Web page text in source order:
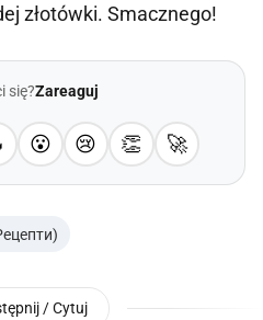
złotówki. Smacznego!
się?Zareaguj
😮 😢 👏 🚀
/ Cytuj